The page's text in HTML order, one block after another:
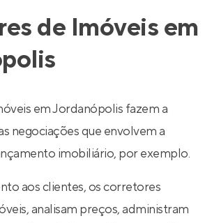
de Imóveis em
em Jordanópolis fazem a
negociações que envolvem a
imobiliário, por exemplo.
aos clientes, os corretores
analisam preços, administram